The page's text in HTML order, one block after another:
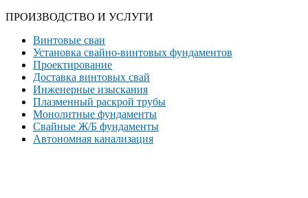
ПРОИЗВОДСТВО И УСЛУГИ
Винтовые сваи
Установка свайно-винтовых фундаментов
Проектирование
Доставка винтовых свай
Инженерные изыскания
Плазменный раскрой трубы
Монолитные фундаменты
Свайные Ж/Б фундаменты
Автономная канализация